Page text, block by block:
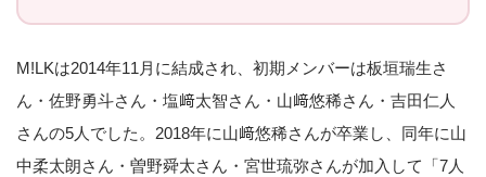
M!LKは2014年11月に結成され、初期メンバーは板垣瑞生さ
ん・佐野勇斗さん・塩﨑太智さん・山﨑悠稀さん・吉田仁人
さんの5人でした。2018年に山﨑悠稀さんが卒業し、同年に山
中柔太朗さん・曽野舜太さん・宮世琉弥さんが加入して「7人